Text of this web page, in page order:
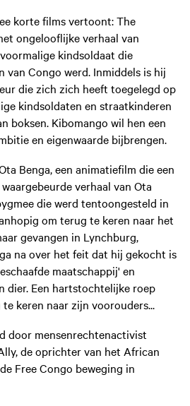
korte films vertoont: The
ongelooflijke verhaal van
kindsoldaat die
van Congo werd. Inmiddels is hij
die zich zich heeft toegelegd op
kindsoldaten en straatkinderen
boksen. Kibomango wil hen een
en eigenwaarde bijbrengen.
Benga, een animatiefilm die een
verhaal van Ota
die werd tentoongesteld in
om terug te keren naar het
gevangen in Lynchburg,
na over het feit dat hij gekocht is
maatschappij' en
dier. Een hartstochtelijke roep
keren naar zijn voorouders...
door mensenrechtenactivist
de oprichter van het African
Free Congo beweging in